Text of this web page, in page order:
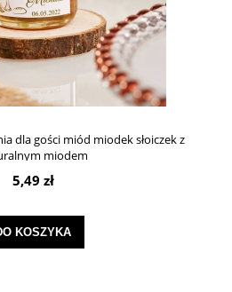
dla gości miód miodek słoiczek z
miodem
5,49 zł
KOSZYKA